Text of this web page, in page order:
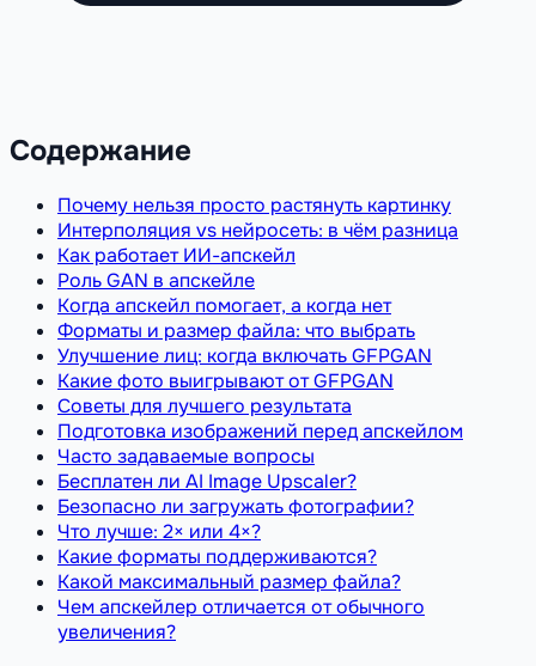
Содержание
Почему нельзя просто растянуть картинку
Интерполяция vs нейросеть: в чём разница
Как работает ИИ-апскейл
Роль GAN в апскейле
Когда апскейл помогает, а когда нет
Форматы и размер файла: что выбрать
Улучшение лиц: когда включать GFPGAN
Какие фото выигрывают от GFPGAN
Советы для лучшего результата
Подготовка изображений перед апскейлом
Часто задаваемые вопросы
Бесплатен ли AI Image Upscaler?
Безопасно ли загружать фотографии?
Что лучше: 2× или 4×?
Какие форматы поддерживаются?
Какой максимальный размер файла?
Чем апскейлер отличается от обычного
увеличения?